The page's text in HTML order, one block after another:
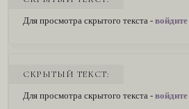
Для просмотра скрытого текста - войдите
СКРЫТЫЙ ТЕКСТ:
Для просмотра скрытого текста - войдите